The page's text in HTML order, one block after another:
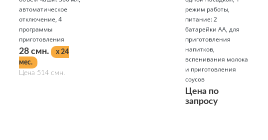
автоматическое
отключение, 4
программы
приготовления
28 смн.
x 24
мес.
Цена 514 смн.
режим работы,
питание: 2
батарейки AA, для
приготовления
напитков,
вспенивания молока
и приготовления
соусов
Цена по
запросу